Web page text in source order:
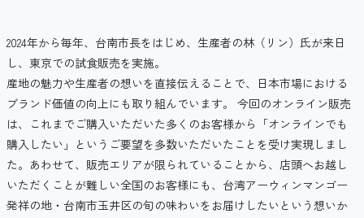
2024年から毎年、台南市長をはじめ、生産者の林（リン）氏が来日
し、東京での試食販売を実施。
産地の魅力や生産者の想いを直接伝えることで、日本市場における
ブランド価値の向上にも取り組んでいます。 今回のオンライン販売
は、これまでご購入いただいた多くのお客様から「オンラインでも
購入したい」というご要望を多数いただいたことを受け実現しまし
た。あわせて、販売エリアが限られていることから、店頭へお越し
いただくことが難しい全国のお客様にも、台湾アーウィンマンゴー
発祥の地・台南市玉井区の旬の味わいをお届けしたいという想いか